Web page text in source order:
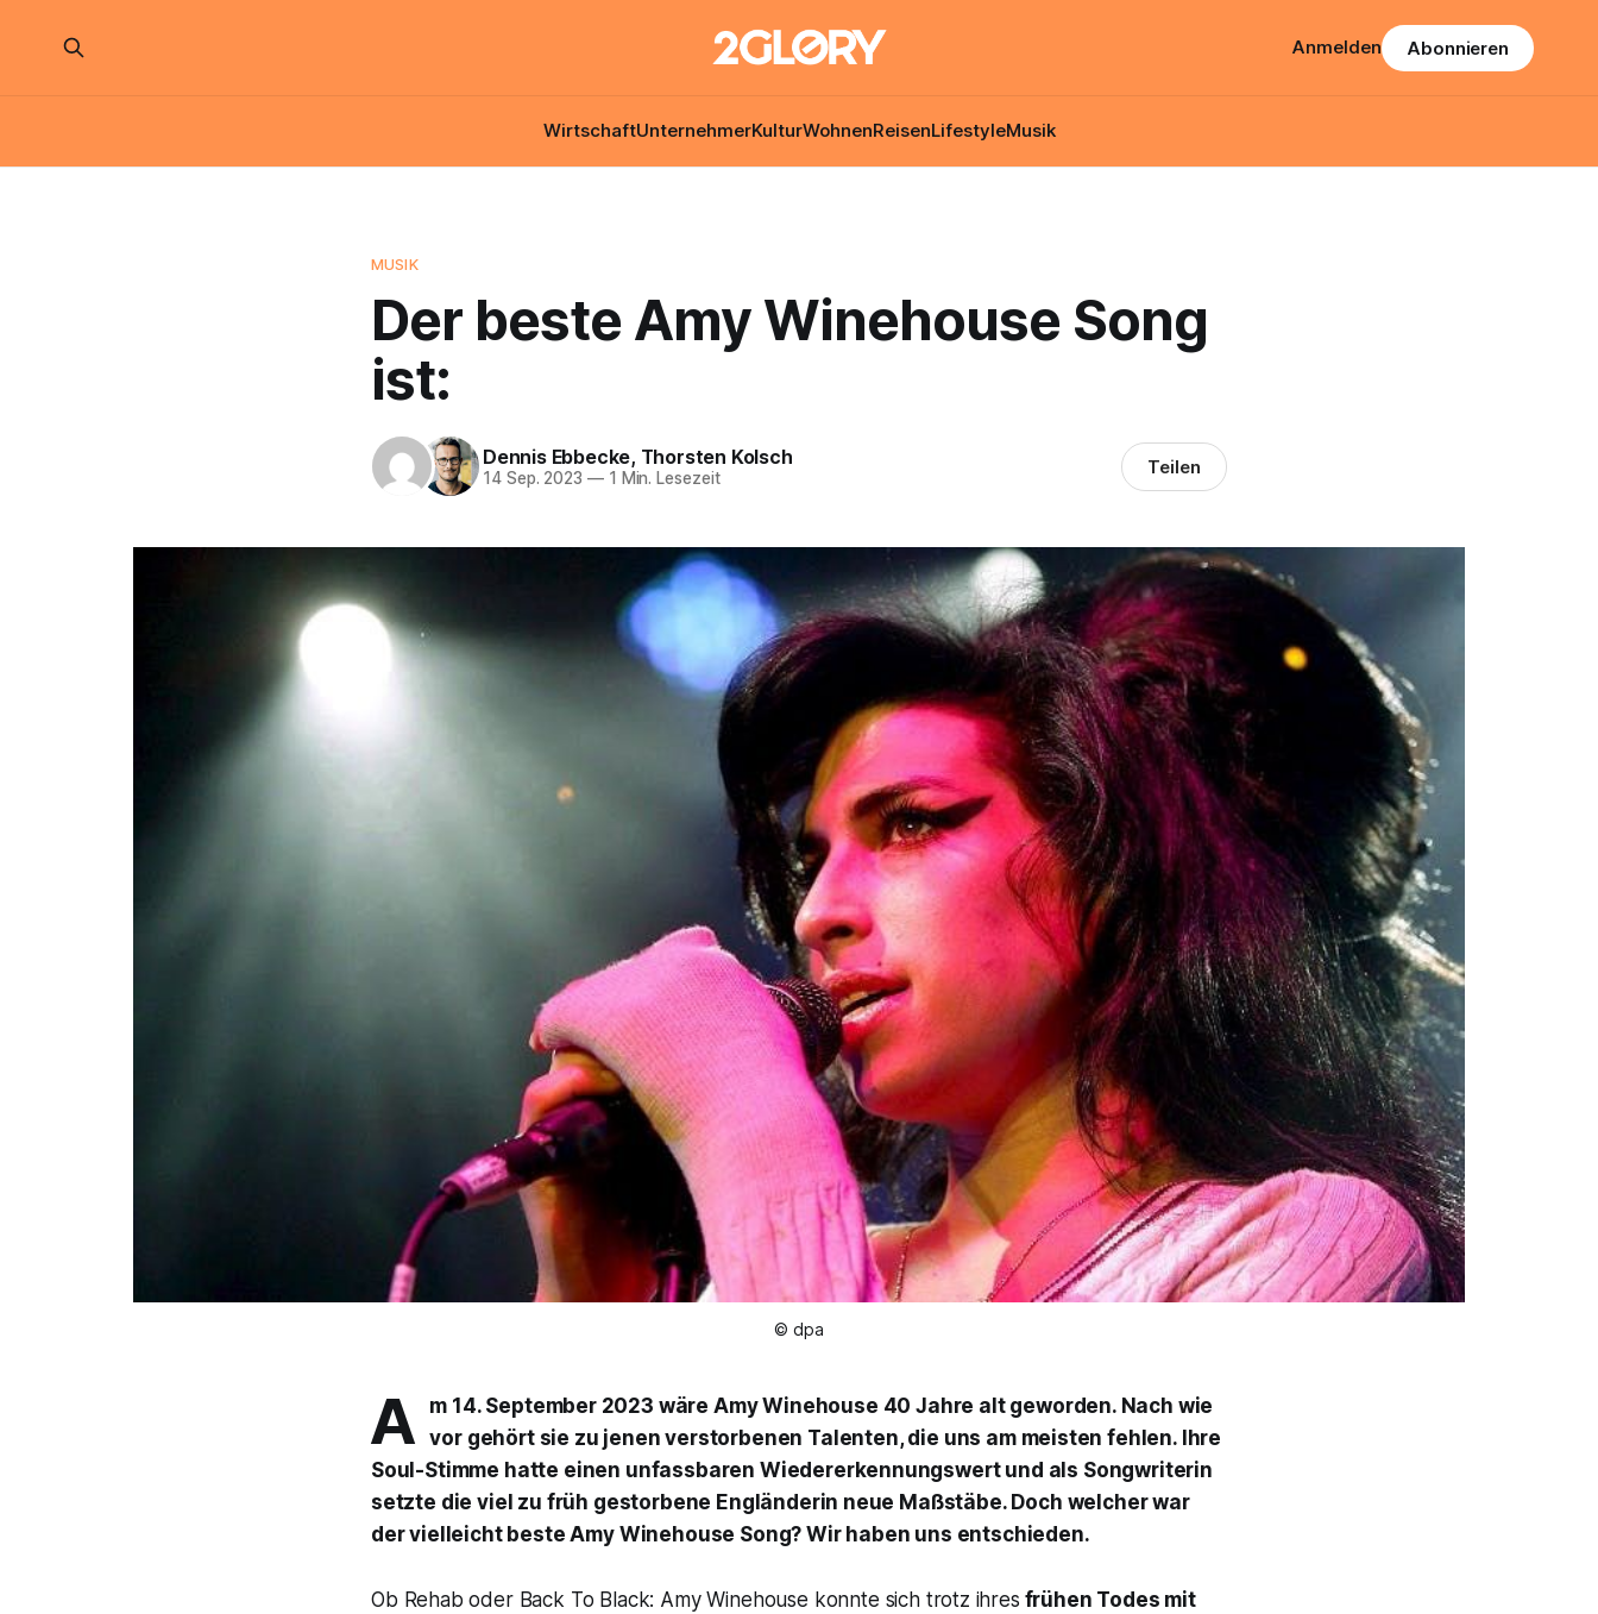
WirtschaftUnternehmerKulturWohnenReisenLifestyleMusik
Anmelden Abonnieren
MUSIK
Der beste Amy Winehouse Song
ist:
Dennis Ebbecke, Thorsten Kolsch
14 Sep. 2023 —1 Min. Lesezeit Teilen
© dpa
A
m 14. September 2023 wäre Amy Winehouse 40 Jahre alt geworden. Nach wie
vor gehört sie zu jenen verstorbenen Talenten, die uns am meisten fehlen. Ihre
Soul-Stimme hatte einen unfassbaren Wiedererkennungswert und als Songwriterin
setzte die viel zu früh gestorbene Engländerin neue Maßstäbe. Doch welcher war
der vielleicht beste Amy Winehouse Song? Wir haben uns entschieden.
Ob Rehab oder Back To Black: Amy Winehouse konnte sich trotz ihres frühen Todes mit